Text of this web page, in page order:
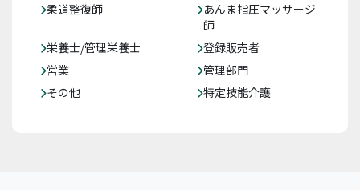
柔道整復師
あんま指圧マッサージ
師
栄養士/管理栄養士
登録販売者
営業
管理部門
その他
特定技能介護